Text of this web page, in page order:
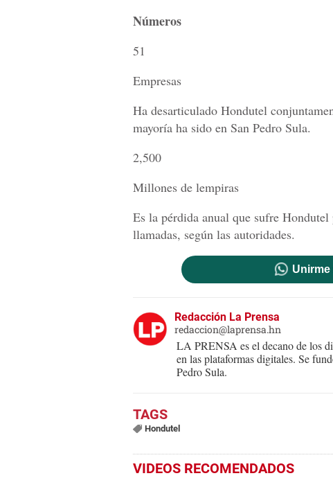
Números
51
Empresas
Ha desarticulado Hondutel
mayoría ha sido en San Pedro Sula.
2,500
Millones de lempiras
Es la pérdida anual que sufre
llamadas, según las autoridades.
Redacción La Prensa
redaccion@laprensa.hn
LA PRENSA es el decano de los
en las plataformas digitales. Se
Pedro Sula.
Hondutel
VIDEOS RECOMENDADOS